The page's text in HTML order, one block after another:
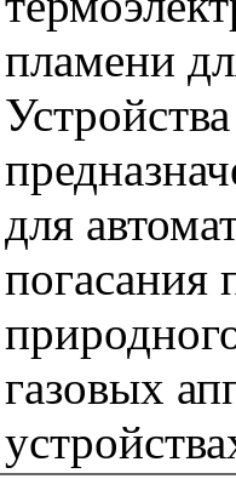
пламени
для
погасания
газовых